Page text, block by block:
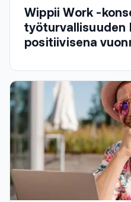
Wippii Work -
työturvallisuuden
positiivisena